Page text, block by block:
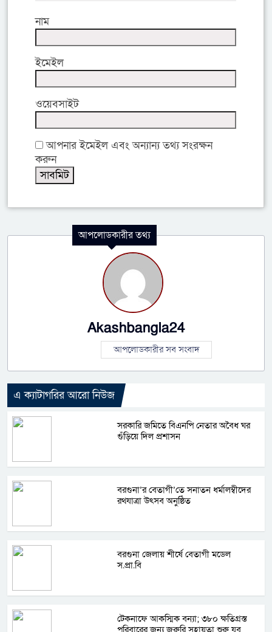
নাম
ইমেইল
ওয়েবসাইট
আপনার ইমেইল এবং অন্যান্য তথ্য সংরক্ষন
করুন
আপলোডকারীর তথ্য
Akashbangla24
আপলোডকারীর সব সংবাদ
এ ক্যাটাগরির আরো নিউজ
সরকারি জমিতে বিএনপি নেতার অবৈধ ঘর
গুঁড়িয়ে দিল প্রশাসন
বরগুনা’র বেতাগী’তে সনাতন ধর্মালম্বীদের
রথযাত্রা উৎসব অনুষ্ঠিত
বরগুনা জেলায় শীর্ষে বেতাগী মডেল
স.প্রা.বি
টেকনাফে আকস্মিক বন্যা; ৩৮০ ক্ষতিগ্রস্ত
পরিবারের জন্য জরুরি সহায়তা শুরু যুব